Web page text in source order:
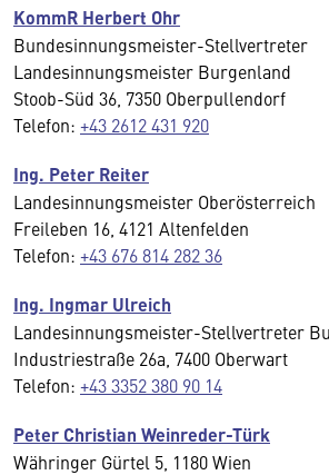
KommR Herbert Ohr
Bundesinnungsmeister-Stellvertreter
Landesinnungsmeister Burgenland
Stoob-Süd 36, 7350 Oberpullendorf
Telefon: +43 2612 431 920
Ing. Peter Reiter
Landesinnungsmeister Oberösterreich
Freileben 16, 4121 Altenfelden
Telefon: +43 676 814 282 36
Ing. Ingmar Ulreich
Landesinnungsmeister-Stellvertreter
Industriestraße 26a, 7400 Oberwart
Telefon: +43 3352 380 90 14
Peter Christian Weinreder-Türk
Währinger Gürtel 5, 1180 Wien